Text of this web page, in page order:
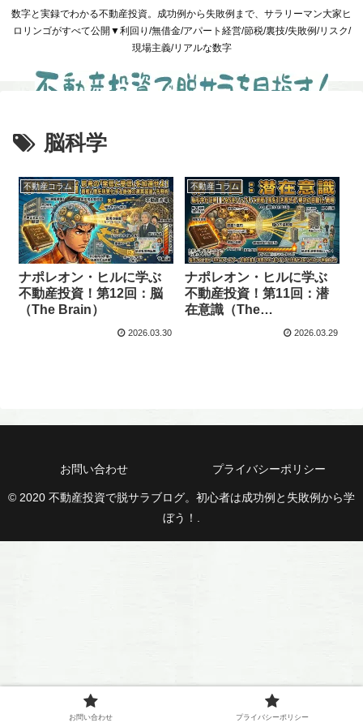
数字と実録でわかる不動産投資。成功例から失敗例まで、サラリーマン大家ヒ
ロリンゴがすべて公開▼利回り/無借金/アパート経営/節税/裏技/失敗例/リスク/
現場主義/リアルな数字
脳科学
不動産コラム
ナポレオン・ヒルに学ぶ
不動産投資！第12回：脳
（The Brain）
2026.03.30
不動産コラム
ナポレオン・ヒルに学ぶ
不動産投資！第11回：潜
在意識（The
Subconscious Mind）
2026.03.29
お問い合わせ プライバシーポリシー
© 2020 不動産投資で脱サラブログ。初心者は成功例と失敗例から学
ぼう！.
お問い合わせ プライバシーポリシー